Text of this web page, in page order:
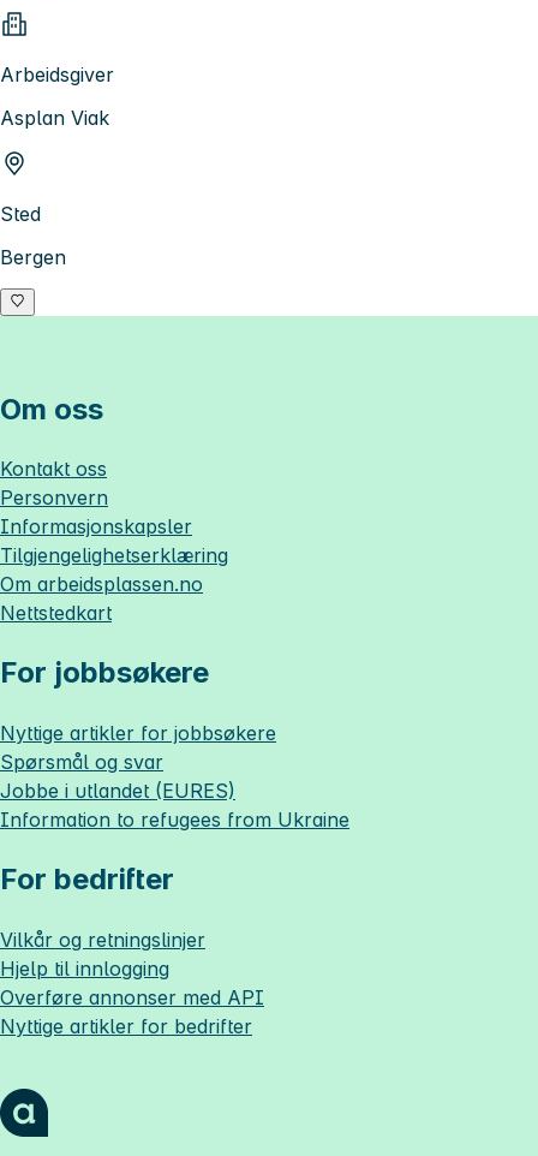
Arbeidsgiver
Asplan Viak
Sted
Bergen
Om oss
Kontakt oss
Personvern
Informasjonskapsler
Tilgjengelighetserklæring
Om arbeidsplassen.no
Nettstedkart
For jobbsøkere
Nyttige artikler for jobbsøkere
Spørsmål og svar
Jobbe i utlandet (EURES)
Information to refugees from Ukraine
For bedrifter
Vilkår og retningslinjer
Hjelp til innlogging
Overføre annonser med API
Nyttige artikler for bedrifter